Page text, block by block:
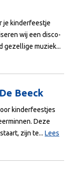
je kinderfeestje
wij een disco-
gezellige muziek...
Beeck
kinderfeestjes
Deze
zijn te... Lees